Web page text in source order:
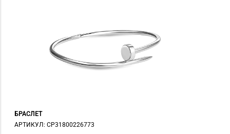
БРАСЛЕТ
АРТИКУЛ: СP31800226773